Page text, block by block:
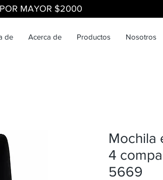
MAYOR $2000
de Acerca de Productos Nosotros
Mochila
4
5669